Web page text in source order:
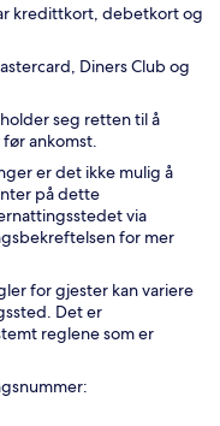
kredittkort, debetkort og
Diners Club og
seg retten til å
ankomst.
er det ikke mulig å
på dette
via
for mer
for gjester kan variere
Det er
reglene som er